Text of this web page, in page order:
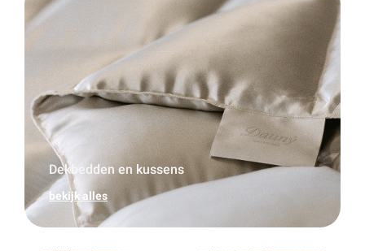
Dekbedden en kussens
bekijk alles